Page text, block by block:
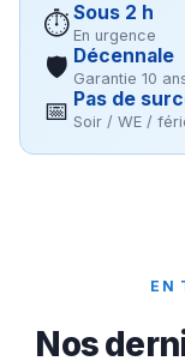
⏱Sous 2 h
En urgence
🛡 Décennale
Garantie 10
📅 Pas de
Soir / WE /
EN
Nos